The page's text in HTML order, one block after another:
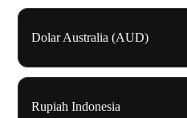
Dolar Australia (AUD)
Rupiah Indonesia